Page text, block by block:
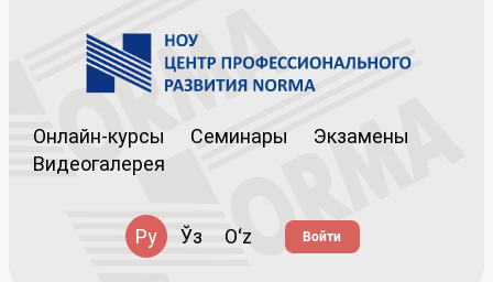
Онлайн-курсы Семинары
Экзамены
Видеогалерея
Ру Ўз Oʻz Войти